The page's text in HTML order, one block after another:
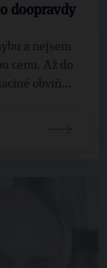
doopravdy
a nejsem
cenu. Až do
obviň...